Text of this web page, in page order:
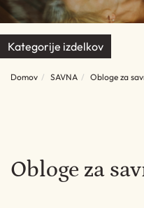
Kategorije izdelkov
Domov SAVNA Obloge za
Obloge za